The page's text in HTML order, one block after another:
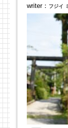
writer： フジイ